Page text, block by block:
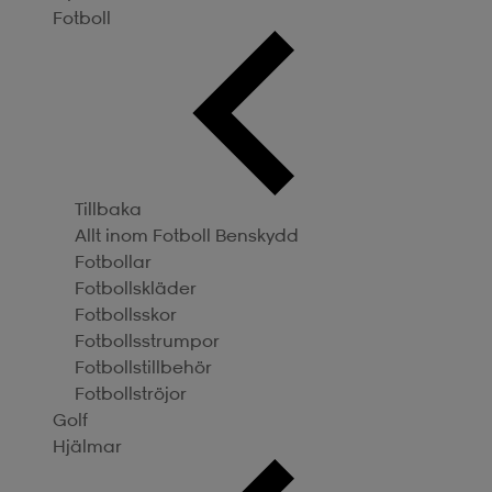
Fotboll
Tillbaka
Allt inom Fotboll Benskydd
Fotbollar
Fotbollskläder
Fotbollsskor
Fotbollsstrumpor
Fotbollstillbehör
Fotbollströjor
Golf
Hjälmar